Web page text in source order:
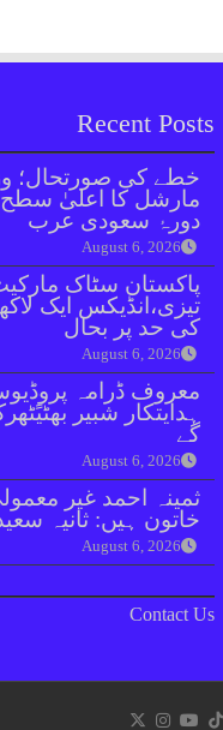
Recent Posts
خطے کی صورتحال؛
مارشل کا اعلیٰ سطح
دورۂ سعودی عرب
August 6, 2026
پاکستان سٹاک
کی حد پر بحال
August 6, 2026
معروف ڈرامہ
ہدایتکار شبیر
گے
August 6, 2026
ثمینہ احمد غیر
خاتون ہیں: ثانیہ
August 6, 2026
Contact Us